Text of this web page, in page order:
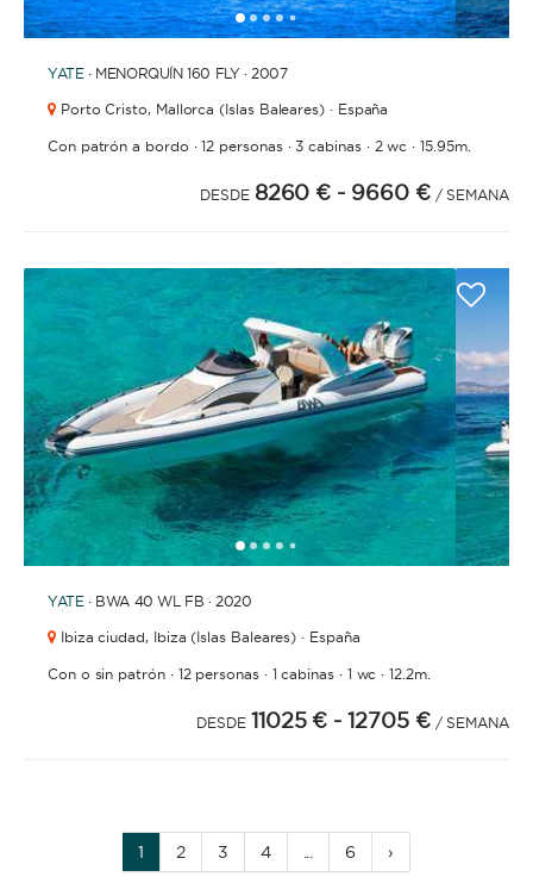
12345 678
YATE · MENORQUÍN 160 FLY · 2007
Porto Cristo, Mallorca (Islas Baleares) · España
Con patrón a bordo ·12 personas·3 cabinas· 2 wc ·15.95m.
DESDE 8260 € - 9660 € / SEMANA
12345 6 8910
YATE · BWA 40 WL FB · 2020
Ibiza ciudad, Ibiza (Islas Baleares) · España
Con o sin patrón· 12 personas· 1 cabinas· 1 wc ·12.2m.
DESDE 11025 € - 12705 € / SEMANA
1 2 3 4 ... 6 ›